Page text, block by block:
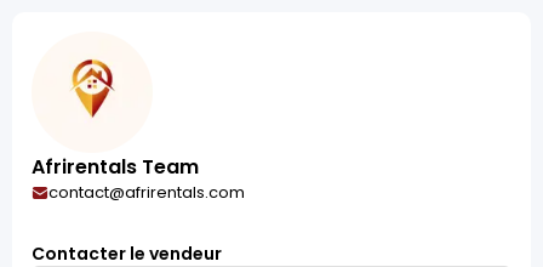
Afrirentals Team
contact@afrirentals.com
Contacter le vendeur